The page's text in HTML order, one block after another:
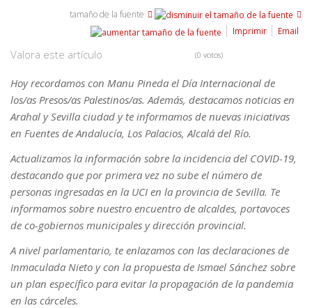
tamaño de la fuente
Imprimir
Email
Valora este artículo (0 votos)
Hoy recordamos con Manu Pineda el Día Internacional de
los/as Presos/as Palestinos/as. Además, destacamos noticias en
Arahal y Sevilla ciudad y te informamos de nuevas iniciativas
en Fuentes de Andalucía, Los Palacios, Alcalá del Río.
Actualizamos la información sobre la incidencia del COVID-19,
destacando que por primera vez no sube el número de
personas ingresadas en la UCI en la provincia de Sevilla. Te
informamos sobre nuestro encuentro de alcaldes, portavoces
de co-gobiernos municipales y dirección provincial.
A nivel parlamentario, te enlazamos con las declaraciones de
Inmaculada Nieto y con la propuesta de Ismael Sánchez sobre
un plan específico para evitar la propagación de la pandemia
en las cárceles.